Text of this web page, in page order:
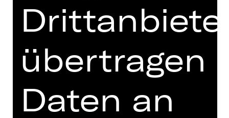
Tragödie ins Hier und Jetzt holt, ist
mitreißend, berührend und
DIGITALE STÜCKEINFÜHRUNG
übertragen
Daten an